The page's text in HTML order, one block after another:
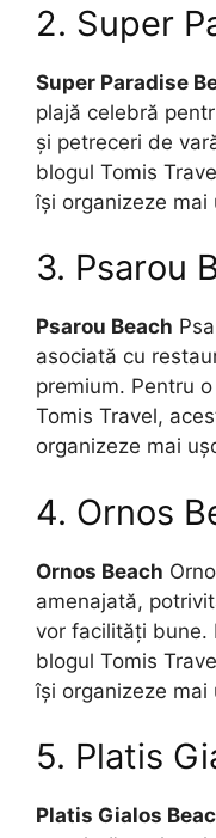
2. Super
Super Paradise
plajă celebră
și petreceri de
blogul Tomis
își organizeze mai
3. Psarou
Psarou Beach
asociată cu
premium. Pentru
Tomis Travel,
organizeze mai
4. Ornos
Ornos Beach
amenajată,
vor facilități bune.
blogul Tomis
își organizeze mai
5. Platis
Platis Gialos